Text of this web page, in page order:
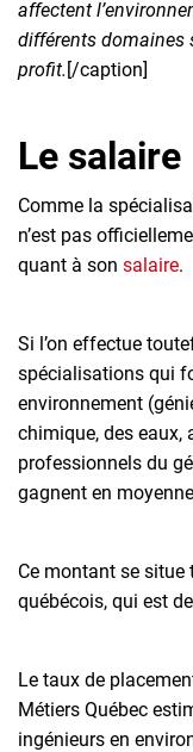
affectent
différents domaines
profit. [/caption]
Le salaire
Comme la
n’est pas
quant à son salaire.
Si l’on effectue
spécialisations qui
environnement
chimique, des eaux,
professionnels du
gagnent en
Ce montant se situe
québécois, qui est
Le taux de
Métiers Québec
ingénieurs en